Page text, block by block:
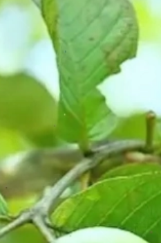
https://vietnamxua.edu.vn/nen-trong-cay-an-qua-gi-trong-vuon-nha